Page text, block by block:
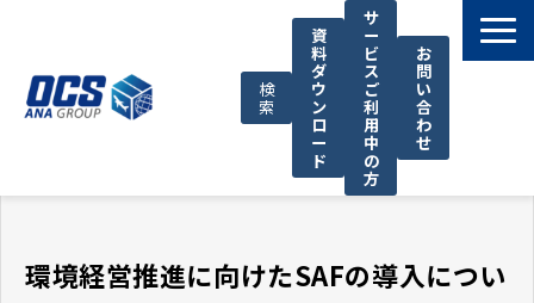
検
索
資
料
ダ
ウ
ン
ロ
ー
ド
サ
ー
ビ
ス
ご
利
用
中
の
方
お
問
い
合
わ
せ
OCSが選ばれる理由
環境経営推進に向けたSAFの導入につい